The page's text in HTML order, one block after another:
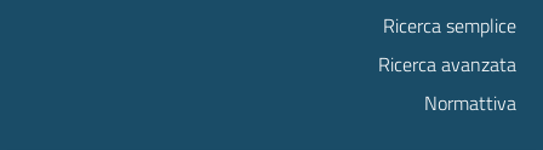
Ricerca semplice
Ricerca avanzata
Normattiva